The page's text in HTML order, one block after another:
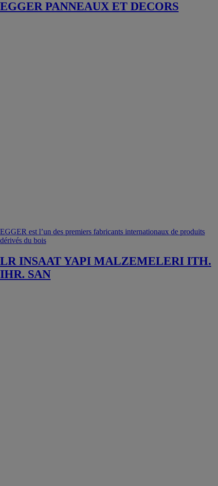
EGGER PANNEAUX ET DECORS
EGGER est l’un des premiers fabricants internationaux de produits
dérivés du bois
LR INSAAT YAPI MALZEMELERI ITH.
IHR. SAN